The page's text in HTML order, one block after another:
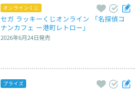
オンラインくじ
セガ ラッキーくじオンライン 「名探偵コ
ナンカフェ ー港町レトロー」
2026年6月24日発売
プライズ